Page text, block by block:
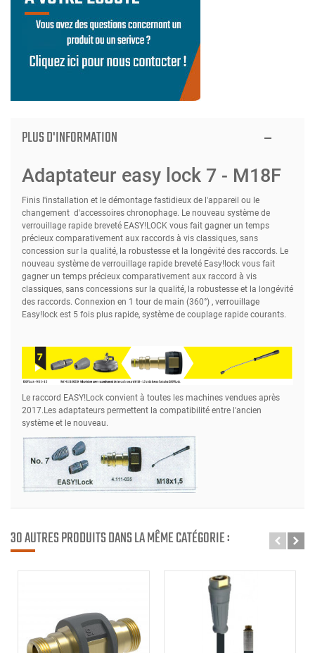
PLUS D'INFORMATION
Adaptateur easy lock 7 - M18F
Finis l'installation et le démontage fastidieux de l'appareil ou le
changement d'accessoires chronophage. Le nouveau système de
verrouillage rapide breveté EASY!LOCK vous fait gagner un temps
précieux comparativement aux raccords à vis classiques, sans
concession sur la qualité, la robustesse et la longévité des raccords. Le
nouveau système de verrouillage rapide breveté Easy!lock vous fait
gagner un temps précieux comparativement aux raccord à vis
classiques, sans concessions sur la qualité, la robustesse et la longévité
des raccords. Connexion en 1 tour de main (360°) , verrouillage
Easy!lock est 5 fois plus rapide, système de couplage rapide courants.
Le raccord EASY!Lock convient à toutes les machines vendues après
2017.Les adaptateurs permettent la compatibilité entre l'ancien
système et le nouveau.
30 AUTRES PRODUITS DANS LA MÊME CATÉGORIE :